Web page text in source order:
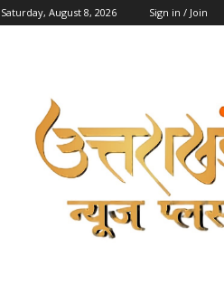
Saturday, August 8, 2026 Sign in / Join